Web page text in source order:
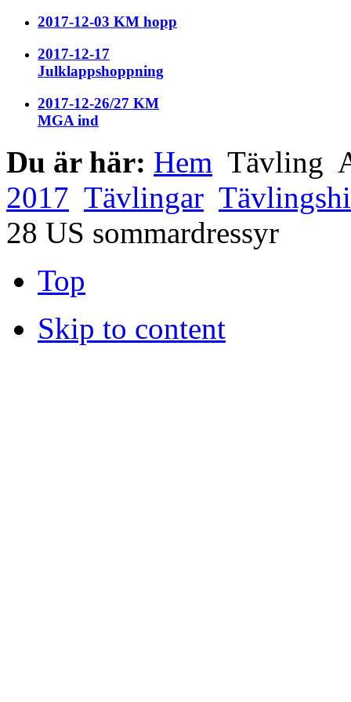
2017-12-03 KM hopp
2017-12-17
Julklappshoppning
2017-12-26/27 KM
MGA ind
Du är här: Hem Tävling
2017 Tävlingar
28 US sommardressyr
Top
Skip to content